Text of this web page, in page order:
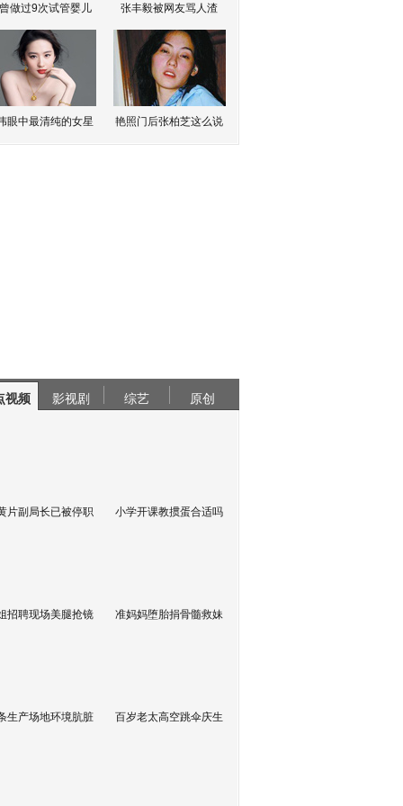
做过9次试管婴儿 张丰毅被网友骂人渣
眼中最清纯的女星 艳照门后张柏芝这么说
视频 影视剧 综艺 原创
片副局长已被停职 小学开课教掼蛋合适吗
招聘现场美腿抢镜 准妈妈堕胎捐骨髓救妹
生产场地环境肮脏 百岁老太高空跳伞庆生